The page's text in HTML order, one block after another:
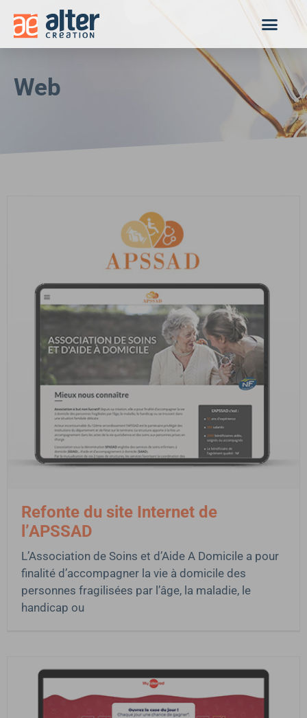
Web
Refonte du site Internet de
l’APSSAD
L’Association de Soins et d’Aide A Domicile a pour
finalité d’accompagner la vie à domicile des
personnes fragilisées par l’âge, la maladie, le
handicap ou
Panneau de gestion des cookies